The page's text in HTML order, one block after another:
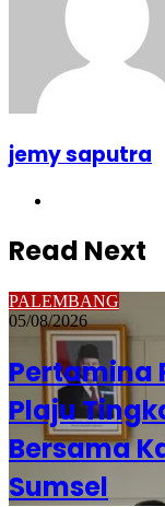
jemy saputra
Read Next
PALEMBANG
05/08/2026
Pertamina
Plaju
Bersama
Sumsel